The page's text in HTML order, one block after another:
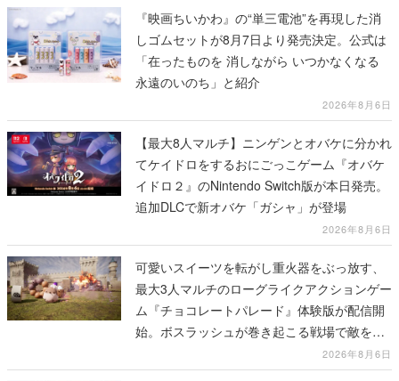
『映画ちいかわ』の“単三電池”を再現した消
しゴムセットが8月7日より発売決定。公式は
「在ったものを 消しながら いつかなくなる
永遠のいのち」と紹介
2026年8月6日
【最大8人マルチ】ニンゲンとオバケに分かれ
てケイドロをするおにごっこゲーム『オバケ
イドロ２』のNintendo Switch版が本日発売。
追加DLCで新オバケ「ガシャ」が登場
2026年8月6日
可愛いスイーツを転がし重火器をぶっ放す、
最大3人マルチのローグライクアクションゲー
ム『チョコレートパレード』体験版が配信開
始。ボスラッシュが巻き起こる戦場で敵を倒
し、コインを集めてスコアを競い合え2026年8月6日